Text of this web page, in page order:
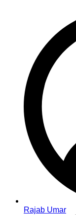
Rajab Umar